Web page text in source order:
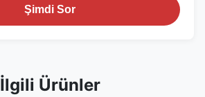
Şimdi Sor
İlgili Ürünler